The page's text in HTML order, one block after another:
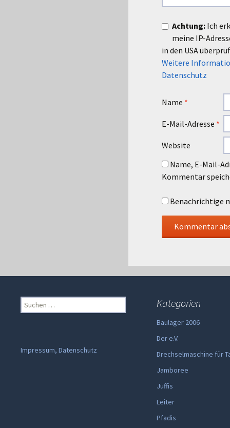
Achtung:Ich
meine IP-
in den USA
Weitere
Datenschutz
Name *
E-Mail-Adresse *
Website
Name, E-Mail-
Kommentar
Benachrichtige
Suchen
nach:
Kategorien
Baulager 2006
Der e.V.
Drechselmaschine für
Jamboree
Juffis
Leiter
Pfadis
Impressum, Datenschutz